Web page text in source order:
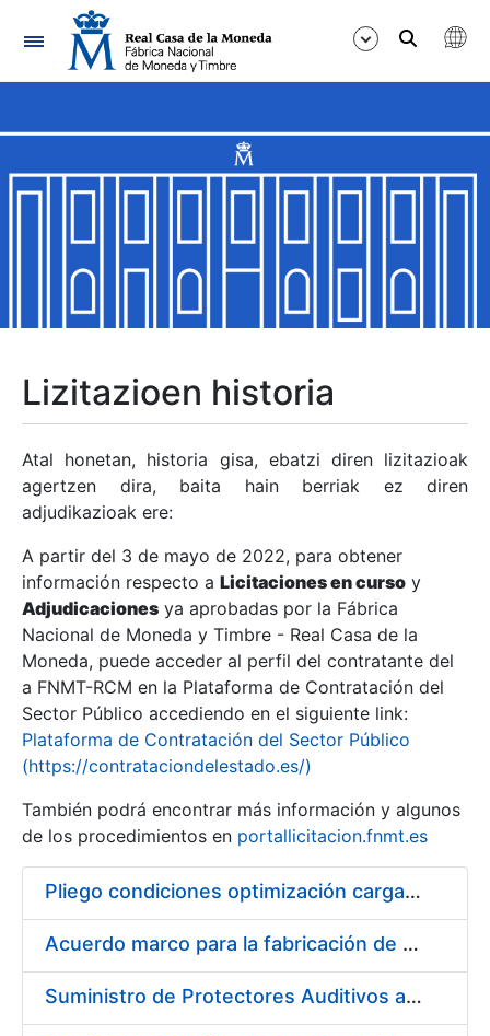
Nabigazioa
Erakutsi/Ezkutatu
Erakutsi/Ezkutatu
Erakutsi/Ezkutatu
Erakutsi/Ezkutatu
Erakutsi/Ezkutatu
Erakutsi/Ezkutatu
Erakutsi/Ezkutatu
Erakutsi/Ezkutatu
Lizitazioen historia
Atal honetan, historia gisa, ebatzi diren lizitazioak
agertzen dira, baita hain berriak ez diren
adjudikazioak ere:
A partir del 3 de mayo de 2022, para obtener
información respecto a Licitaciones en curso y
Adjudicaciones ya aprobadas por la Fábrica
Nacional de Moneda y Timbre - Real Casa de la
Moneda, puede acceder al perfil del contratante del
a FNMT-RCM en la Plataforma de Contratación del
Sector Público accediendo en el siguiente link:
Plataforma de Contratación del Sector Público
(https://contrataciondelestado.es/)
También podrá encontrar más información y algunos
de los procedimientos en portallicitacion.fnmt.es
Pliego condiciones optimización cargas compras firmado
Acuerdo marco para la fabricación de piezas
Suministro de Protectores Auditivos a medida para las personas trabajadoras de los Centros de Trabajo de Madrid y Burgos